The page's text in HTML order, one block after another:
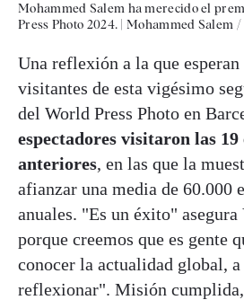
Mohammed Salem ha merecido el
Press Photo 2024. |Mohammed Salem /
Una reflexión a la que esperan
visitantes de esta vigésimo
del World Press Photo en
espectadores visitaron las 19
anteriores, en las que la
afianzar una media de 60.000
anuales. "Es un éxito"
porque creemos que es gente
conocer la actualidad global, a
reflexionar". Misión cumplida,